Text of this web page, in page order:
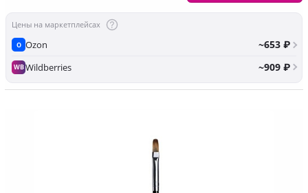
Цены на маркетплейсах
O Ozon ~653 ₽
WBWildberries ~909 ₽